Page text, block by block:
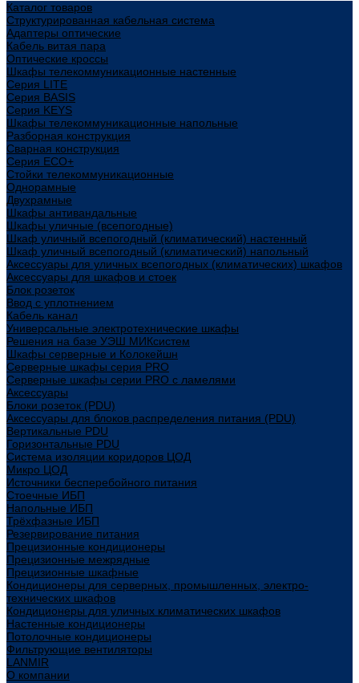
Каталог товаров
Структурированная кабельная система
Адаптеры оптические
Кабель витая пара
Оптические кроссы
Шкафы телекоммуникационные настенные
Cерия LITE
Cерия BASIS
Cерия KEYS
Шкафы телекоммуникационные напольные
Разборная конструкция
Сварная конструкция
Серия ECO+
Стойки телекоммуникационные
Однорамные
Двухрамные
Шкафы антивандальные
Шкафы уличные (всепогодные)
Шкаф уличный всепогодный (климатический) настенный
Шкаф уличный всепогодный (климатический) напольный
Аксессуары для уличных всепогодных (климатических) шкафов
Аксессуары для шкафов и стоек
Блок розеток
Ввод с уплотнением
Кабель канал
Универсальные электротехнические шкафы
Решения на базе УЭШ МИКсистем
Шкафы серверные и Колокейшн
Серверные шкафы серия PRO
Серверные шкафы серии PRO с ламелями
Аксессуары
Блоки розеток (PDU)
Аксессуары для блоков распределения питания (PDU)
Вертикальные PDU
Горизонтальные PDU
Система изоляции коридоров ЦОД
Микро ЦОД
Источники бесперебойного питания
Стоечные ИБП
Напольные ИБП
Трёхфазные ИБП
Резервирование питания
Прецизионные кондиционеры
Прецизионные межрядные
Прецизионные шкафные
Кондиционеры для серверных, промышленных, электро-
технических шкафов
Кондиционеры для уличных климатических шкафов
Настенные кондиционеры
Потолочные кондиционеры
Фильтрующие вентиляторы
LANMIR
О компании